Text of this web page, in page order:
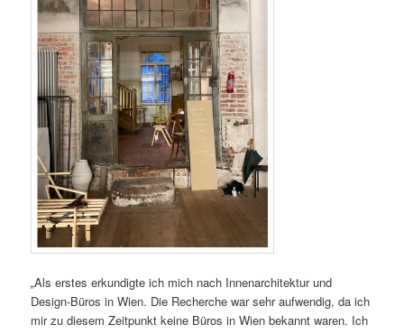
„Als erstes erkundigte ich mich nach Innenarchitektur und
Design-Büros in Wien. Die Recherche war sehr aufwendig, da ich
mir zu diesem Zeitpunkt keine Büros in Wien bekannt waren. Ich